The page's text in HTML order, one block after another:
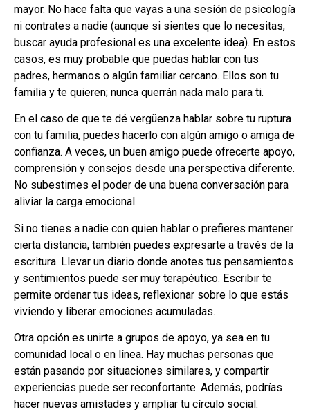
mayor. No hace falta que vayas a una sesión de psicología
ni contrates a nadie (aunque si sientes que lo necesitas,
buscar ayuda profesional es una excelente idea). En estos
casos, es muy probable que puedas hablar con tus
padres, hermanos o algún familiar cercano. Ellos son tu
familia y te quieren; nunca querrán nada malo para ti.
En el caso de que te dé vergüenza hablar sobre tu ruptura
con tu familia, puedes hacerlo con algún amigo o amiga de
confianza. A veces, un buen amigo puede ofrecerte apoyo,
comprensión y consejos desde una perspectiva diferente.
No subestimes el poder de una buena conversación para
aliviar la carga emocional.
Si no tienes a nadie con quien hablar o prefieres mantener
cierta distancia, también puedes expresarte a través de la
escritura. Llevar un diario donde anotes tus pensamientos
y sentimientos puede ser muy terapéutico. Escribir te
permite ordenar tus ideas, reflexionar sobre lo que estás
viviendo y liberar emociones acumuladas.
Otra opción es unirte a grupos de apoyo, ya sea en tu
comunidad local o en línea. Hay muchas personas que
están pasando por situaciones similares, y compartir
experiencias puede ser reconfortante. Además, podrías
hacer nuevas amistades y ampliar tu círculo social.